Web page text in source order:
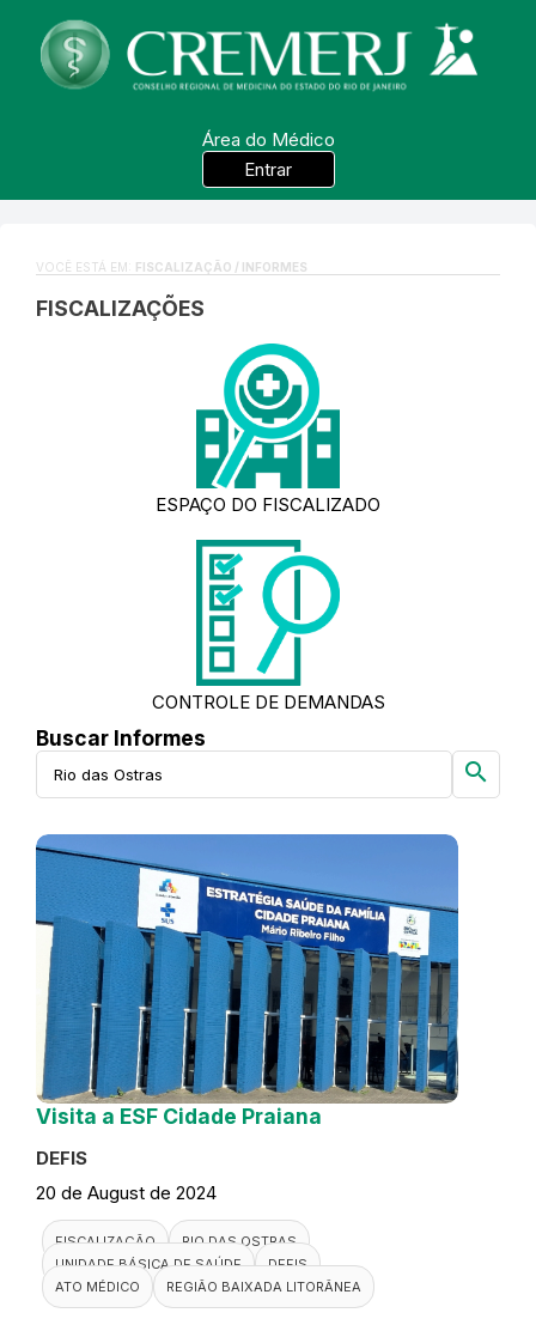
Área do Médico
Entrar
VOCÊ ESTÁ EM: FISCALIZAÇÃO / INFORMES
FISCALIZAÇÕES
ESPAÇO DO FISCALIZADO
CONTROLE DE DEMANDAS
Buscar Informes
search
Visita a ESF Cidade Praiana
DEFIS
20 de August de 2024
FISCALIZAÇÃO
RIO DAS OSTRAS
UNIDADE BÁSICA DE SAÚDE
DEFIS
ATO MÉDICO
REGIÃO BAIXADA LITORÂNEA